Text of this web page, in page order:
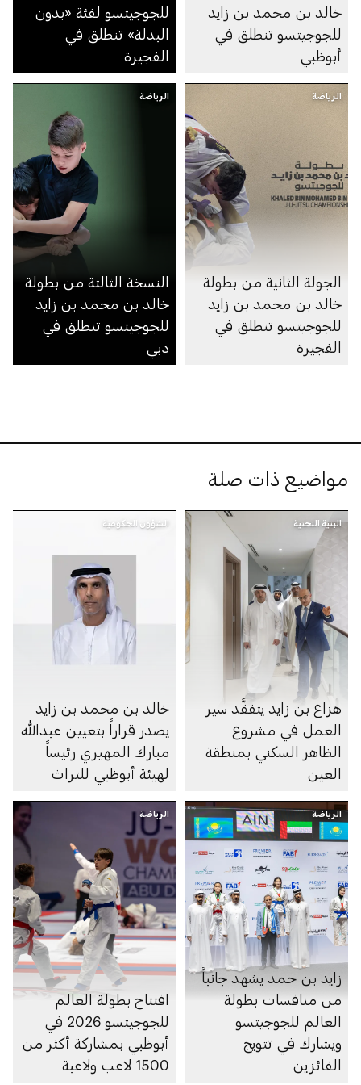
خالد بن محمد بن زايد
للجوجيتسو تنطلق في
أبوظبي
للجوجيتسو لفئة «بدون
البدلة» تنطلق في
الفجيرة
الرياضة
الجولة الثانية من بطولة
خالد بن محمد بن زايد
للجوجيتسو تنطلق في
الفجيرة
الرياضة
النسخة الثالثة من بطولة
خالد بن محمد بن زايد
للجوجيتسو تنطلق في
دبي
مواضيع ذات صلة
البنية التحتية
هزاع بن زايد يتفقَّد سير
العمل في مشروع
الظاهر السكني بمنطقة
العين
الشؤون الحكومية
خالد بن محمد بن زايد
يصدر قراراً بتعيين عبدالله
مبارك المهيري رئيساً
لهيئة أبوظبي للتراث
الرياضة
زايد بن حمد يشهد جانباً
من منافسات بطولة
العالم للجوجيتسو
ويشارك في تتويج
الفائزين
الرياضة
افتتاح بطولة العالم
للجوجيتسو 2026 في
أبوظبي بمشاركة أكثر من
1500 لاعب ولاعبة